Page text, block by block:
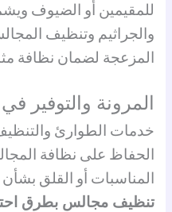
للمقيمين أو الضيوف
والجراثيم وتنظيف
المزعجة لضمان نظافة
المرونة والتوفير
خدمات الطوارئ والتنظيف
الحفاظ على نظافة
المناسبات أو القلق
تنظيف مجالس بطرق